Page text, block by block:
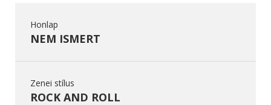
Honlap
NEM ISMERT
Zenei stílus
ROCK AND ROLL